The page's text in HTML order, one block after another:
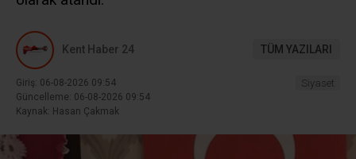
Kent Haber 24 TÜM YAZILARI
Giriş: 06-08-2026 09:54
Güncelleme: 06-08-2026 09:54
Kaynak: Hasan Çakmak
Siyaset